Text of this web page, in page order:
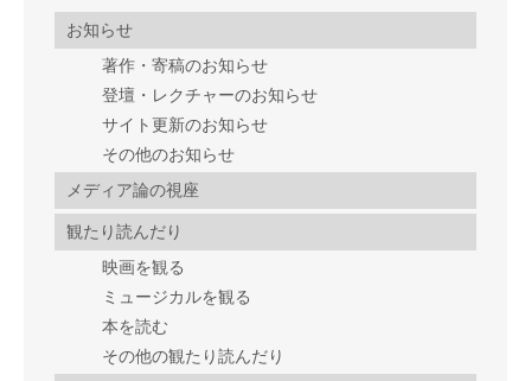
お知らせ
著作・寄稿のお知らせ
登壇・レクチャーのお知らせ
サイト更新のお知らせ
その他のお知らせ
メディア論の視座
観たり読んだり
映画を観る
ミュージカルを観る
本を読む
その他の観たり読んだり